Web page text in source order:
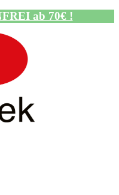
ab 70€ !